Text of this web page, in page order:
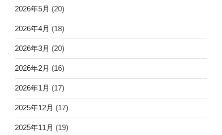
2026年5月 (20)
2026年4月 (18)
2026年3月 (20)
2026年2月 (16)
2026年1月 (17)
2025年12月 (17)
2025年11月 (19)